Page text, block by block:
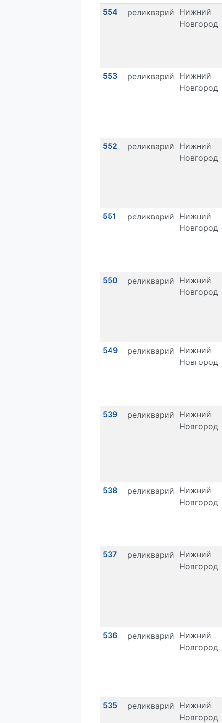
554 реликварий Нижний
Новгород
553 реликварий Нижний
Новгород
552 реликварий Нижний
Новгород
551 реликварий Нижний
Новгород
550 реликварий Нижний
Новгород
549 реликварий Нижний
Новгород
539 реликварий Нижний
Новгород
538 реликварий Нижний
Новгород
537 реликварий Нижний
Новгород
536 реликварий Нижний
Новгород
535 реликварий Нижний
Новгород